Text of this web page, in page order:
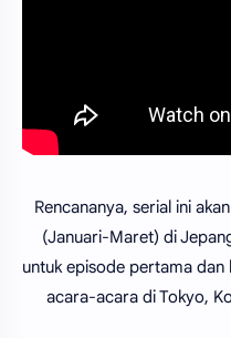
Rencananya, serial ini
(Januari-Maret) di
untuk episode pertama dan
acara-acara di Tokyo,